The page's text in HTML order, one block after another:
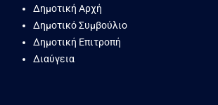
Δημοτική Αρχή
Δημοτικό Συμβούλιο
Δημοτική Επιτροπή
Διαύγεια